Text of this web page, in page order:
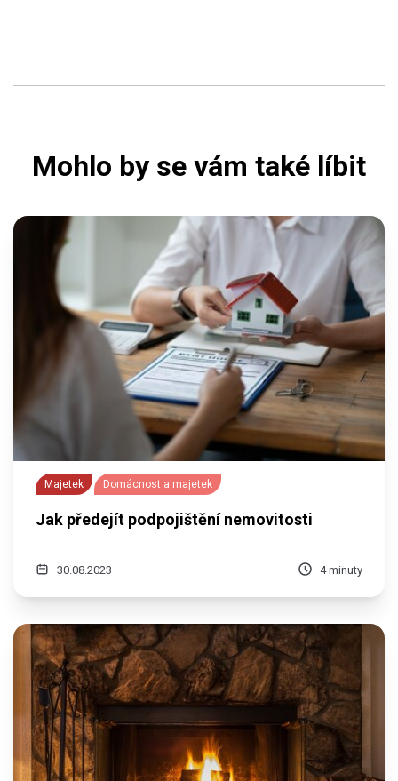
Mohlo by se vám také líbit
Majetek Domácnost a majetek
Jak předejít podpojištění nemovitosti
30.08.2023 4 minuty